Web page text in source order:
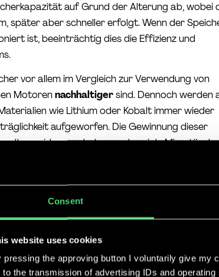
Consent
website uses cookies
pressing the approving button I voluntarily give
to the transmission of advertising IDs and
auf Grund der Alterung ab, wobei
später aber schneller erfolgt. Wenn der
ist, beeinträchtig dies die Effizienz und
vor allem im Vergleich zur Verwendung von
Motorennachhaltigersind. Dennoch werden
wie Lithium oder Kobalt immer wieder
aufgeworfen. Die Gewinnung dieser
haben und soziale Missstände
Bedarf an E-Autos und Heimspeichern
Recycling und die Forschung an
benötigt und auch teilweise schon umgesetzt.
der benötigten Materialmengen von Lithium
es wahrscheinlich, dassheute gekaufte
Lebensdauer recycelt werden